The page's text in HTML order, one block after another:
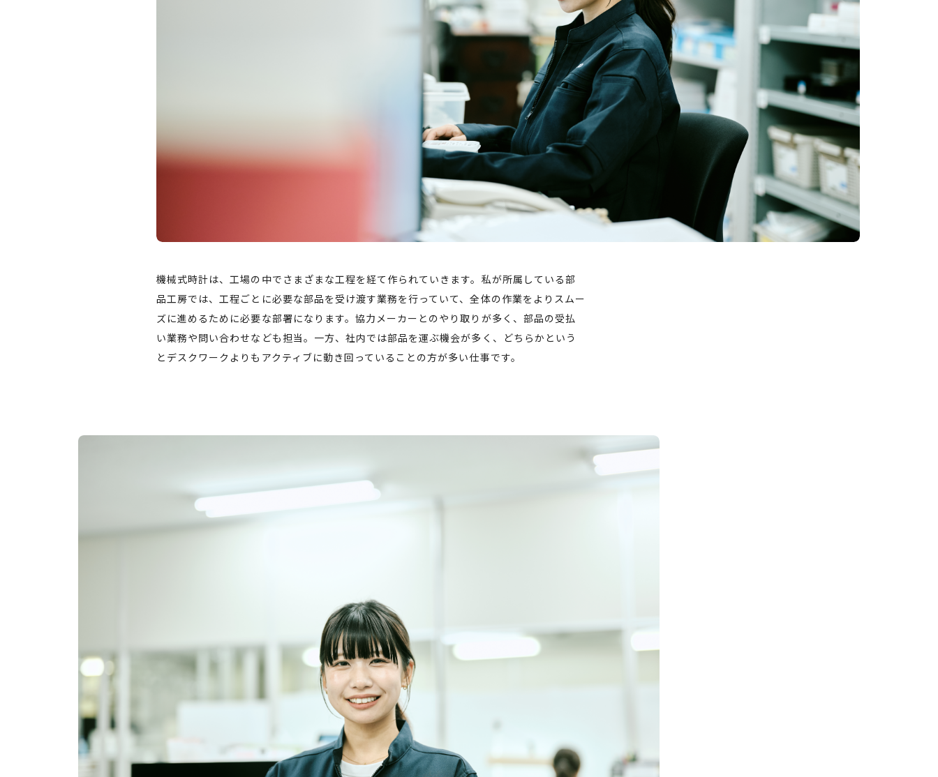
機械式時計は、工場の中でさまざまな工程を経て作られていきます。私が所属している部
品工房では、工程ごとに必要な部品を受け渡す業務を行っていて、全体の作業をよりスムー
ズに進めるために必要な部署になります。協力メーカーとのやり取りが多く、部品の受払
い業務や問い合わせなども担当。一方、社内では部品を運ぶ機会が多く、どちらかという
とデスクワークよりもアクティブに動き回っていることの方が多い仕事です。